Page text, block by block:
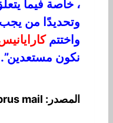
، خاصة فيما
وتحديدًا من
واختتم
نكون مستعدين”.
المصدر: Cyprus mail